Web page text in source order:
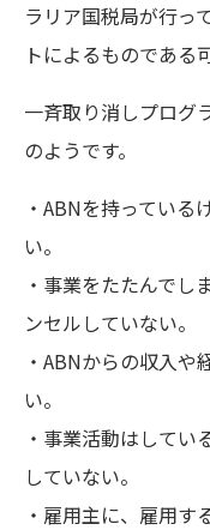
ラリア国税局が行っ
トによるものである
一斉取り消しプログ
のようです。
・ABNを持っている
い。
・事業をたたんでし
ンセルしていない。
・ABNからの収入
い。
・事業活動はして
していない。
・雇用主に、雇用す